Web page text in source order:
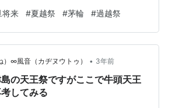
れている。この民間信仰の代表例が
んまつり）とされる。 今年、岩手県
その1000年以上の歴史に幕を閉じ
県の黒石寺蘇民祭りが幕を閉じたこ
以下、蘇民将来に関わる範囲
介。詳し…
将来 #夏越祭 #茅輪 #過越祭
）∞風音（カヂヌウトゥ） • 3年前
の天王祭ですがここで牛頭天王
してみる